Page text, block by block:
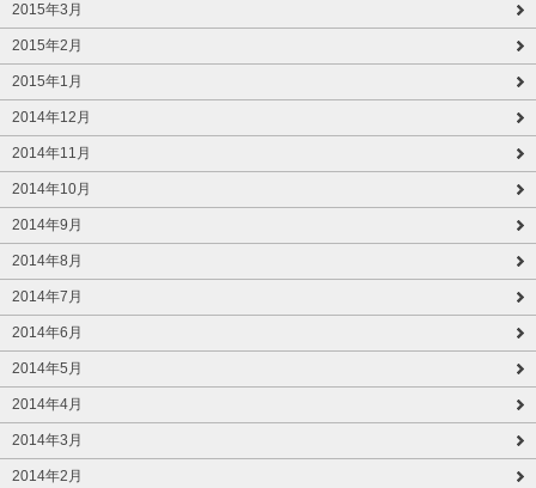
2015年3月
2015年2月
2015年1月
2014年12月
2014年11月
2014年10月
2014年9月
2014年8月
2014年7月
2014年6月
2014年5月
2014年4月
2014年3月
2014年2月